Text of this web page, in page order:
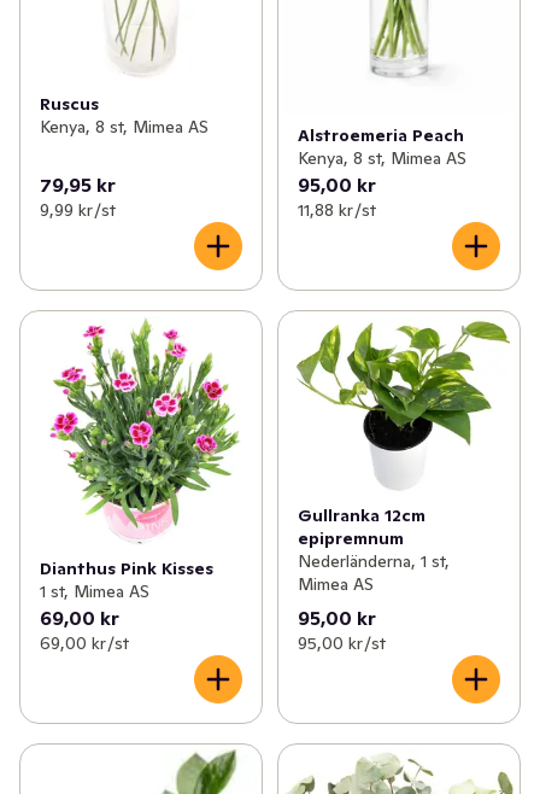
Ruscus
Kenya, 8 st, Mimea AS
79,95 kr
9,99 kr /st
Alstroemeria Peach
Kenya, 8 st, Mimea AS
95,00 kr
11,88 kr /st
Dianthus Pink Kisses
1 st, Mimea AS
69,00 kr
69,00 kr /st
Gullranka 12cm
epipremnum
Nederländerna, 1 st,
Mimea AS
95,00 kr
95,00 kr /st